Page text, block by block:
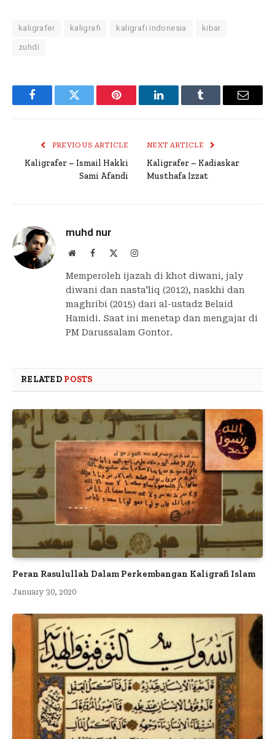
kaligrafer kaligrafi kaligrafi indonesia kibar
zuhdi
FacebookTwitter Pinterest LinkedInTumblr Email
PREVIOUS ARTICLE
Kaligrafer – Ismail Hakki
Sami Afandi
NEXT ARTICLE
Kaligrafer – Kadiaskar
Musthafa Izzat
muhd nur
WebsiteFacebook Instagram
Memperoleh ijazah di khot diwani, jaly
diwani dan nasta'liq (2012), naskhi dan
maghribi (2015) dari al-ustadz Belaid
Hamidi. Saat ini menetap dan mengajar di
PM Darussalam Gontor.
RELATED POSTS
Peran Rasulullah Dalam Perkembangan Kaligrafi Islam
January 30, 2020